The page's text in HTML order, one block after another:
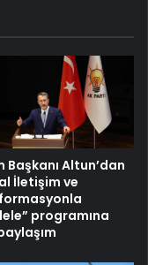
Başkanı Altun’dan
İletişim ve
programına